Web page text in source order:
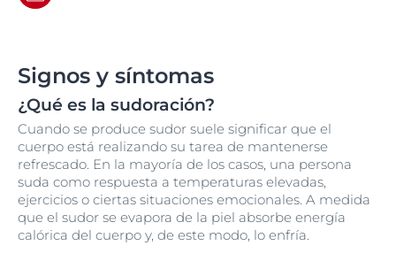
Signos y síntomas
¿Qué es la sudoración?
Cuando se produce sudor suele significar que el
cuerpo está realizando su tarea de mantenerse
refrescado. En la mayoría de los casos, una persona
suda como respuesta a temperaturas elevadas,
ejercicios o ciertas situaciones emocionales. A medida
que el sudor se evapora de la piel absorbe energía
calórica del cuerpo y, de este modo, lo enfría.